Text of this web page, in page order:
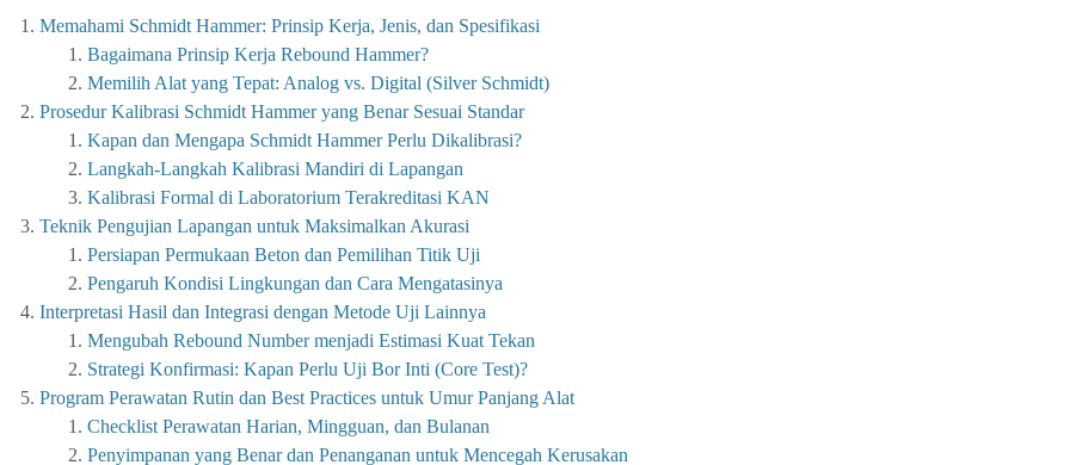
Memahami Schmidt Hammer: Prinsip Kerja, Jenis, dan Spesifikasi
Bagaimana Prinsip Kerja Rebound Hammer?
Memilih Alat yang Tepat: Analog vs. Digital (Silver Schmidt)
Prosedur Kalibrasi Schmidt Hammer yang Benar Sesuai Standar
Kapan dan Mengapa Schmidt Hammer Perlu Dikalibrasi?
Langkah-Langkah Kalibrasi Mandiri di Lapangan
Kalibrasi Formal di Laboratorium Terakreditasi KAN
Teknik Pengujian Lapangan untuk Maksimalkan Akurasi
Persiapan Permukaan Beton dan Pemilihan Titik Uji
Pengaruh Kondisi Lingkungan dan Cara Mengatasinya
Interpretasi Hasil dan Integrasi dengan Metode Uji Lainnya
Mengubah Rebound Number menjadi Estimasi Kuat Tekan
Strategi Konfirmasi: Kapan Perlu Uji Bor Inti (Core Test)?
Program Perawatan Rutin dan Best Practices untuk Umur Panjang Alat
Checklist Perawatan Harian, Mingguan, dan Bulanan
Penyimpanan yang Benar dan Penanganan untuk Mencegah Kerusakan